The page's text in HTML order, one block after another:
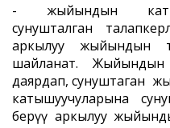
- жыйындын
сунушталган
аркылуу жыйындын
шайланат. Жыйындын
даярдап, сунуштаган
катышуучуларына
берүү аркылуу